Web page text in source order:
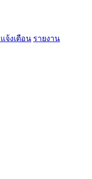
จ้งเตือน รายงาน